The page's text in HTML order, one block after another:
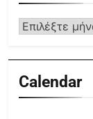
Calendar